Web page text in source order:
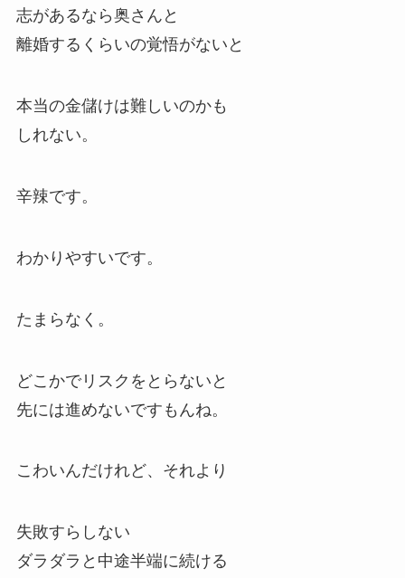
志があるなら奥さんと
離婚するくらいの覚悟がないと
本当の金儲けは難しいのかも
しれない。
辛辣です。
わかりやすいです。
たまらなく。
どこかでリスクをとらないと
先には進めないですもんね。
こわいんだけれど、それより
失敗すらしない
ダラダラと中途半端に続ける